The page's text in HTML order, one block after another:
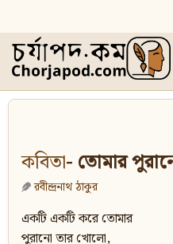
কবিতা- তোমার
রবীন্দ্রনাথ ঠাকুর
একটি একটি করে তোমার
পুরানো তার খোলো,